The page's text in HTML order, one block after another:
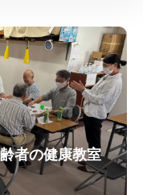
者の健康教室